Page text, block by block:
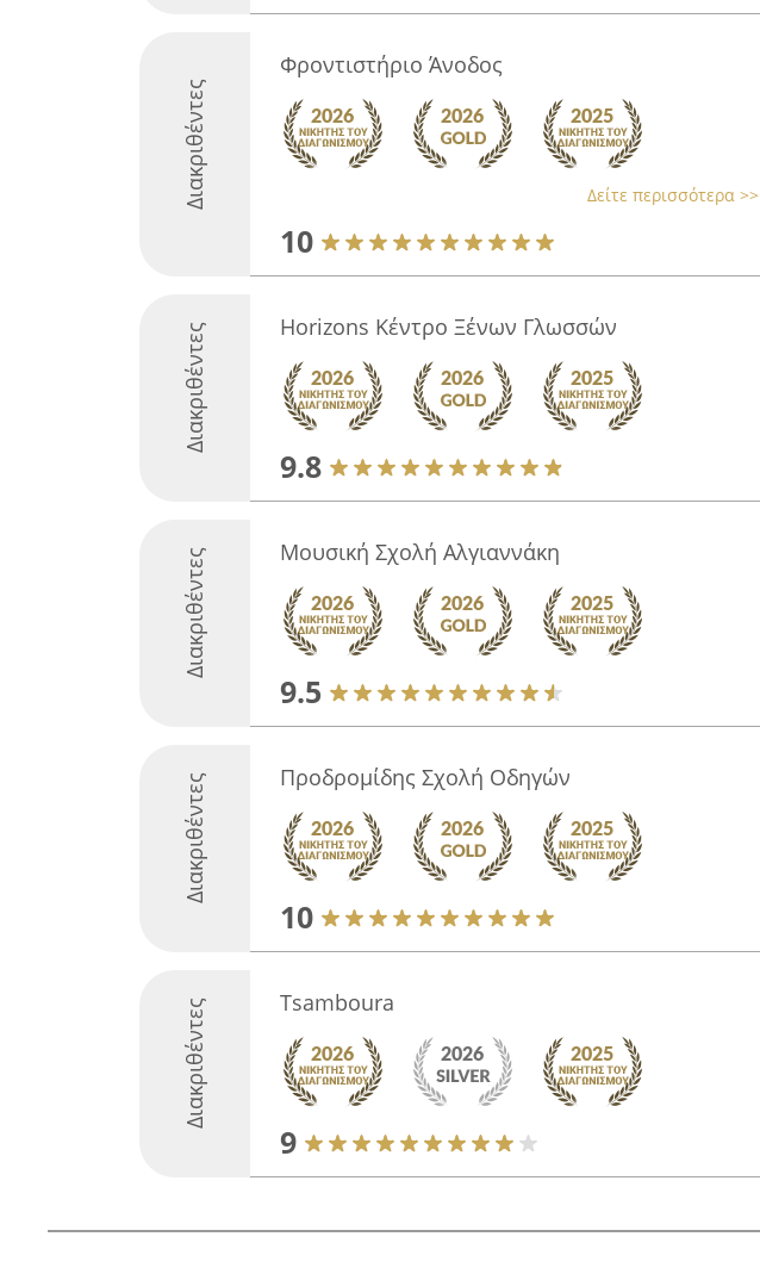
Διακριθέντες
Φροντιστήριο Άνοδος
Δείτε περισσότερα >>
10
Διακριθέντες Horizons Κέντρο Ξένων Γλωσσών
9.8
Διακριθέντες Μουσική Σχολή Αλγιαννάκη
9.5
Διακριθέντες Προδρομίδης Σχολή Οδηγών
10
Διακριθέντες Tsamboura
9